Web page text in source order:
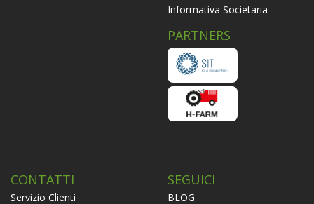
Informativa Societaria
PARTNERS
CONTATTI
Servizio Clienti
SEGUICI
BLOG